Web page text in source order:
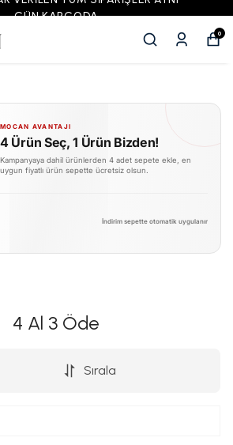
ÜZERİ ÜCRETSİZ KARGO
0
MOCAN AVANTAJI
4 Ürün Seç, 1 Ürün Bizden!
Kampanyaya dahil ürünlerden 4 adet sepete ekle, en
uygun fiyatlı ürün sepette ücretsiz olsun.
İndirim sepette otomatik uygulanır
4 Al 3 Öde
Sırala